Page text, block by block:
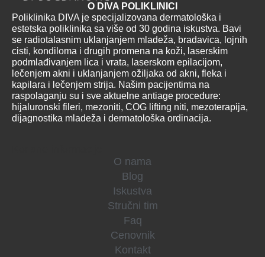
O DIVA POLIKLINICI
Poliklinika DIVA je specijalizovana dermatološka i
estetska poliklinika sa više od 30 godina iskustva. Bavi
se radiotalasnim uklanjanjem mladeža, bradavica, lojnih
cisti, kondiloma i drugih promena na koži, laserskim
podmlađivanjem lica i vrata, laserskom epilacijom,
lečenjem akni i uklanjanjem ožiljaka od akni, fleka i
kapilara i lečenjem strija. Našim pacijentima na
raspolaganju su i sve aktuelne antiage procedure:
hijaluronski fileri, mezoniti, COG lifting niti, mezoterapija,
dijagnostika mladeža i dermatološka ordinacija.
O nama
Blog
Iskustva
Stručni tim
Faq
Cenovnik
Kontakt